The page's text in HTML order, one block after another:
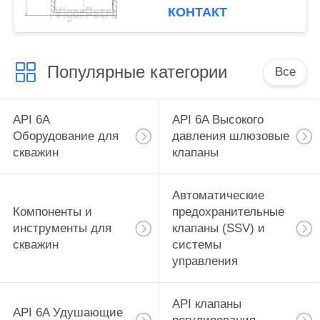
PSL
КОНТАКТ
Популярные категории Все
API 6A
Оборудование для
скважин
API 6A Высокого
давления шлюзовые
клапаны
Компоненты и
инструменты для
скважин
Автоматические
предохранительные
клапаны (SSV) и
системы
управления
API 6A Удушающие
API клапаны